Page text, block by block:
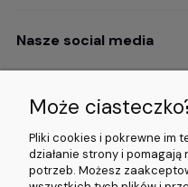
Nasze social media
Opinie i wyróżnienia
5.0/5.0 (5000+
Może
Pliki cookies i pokrewne im
działanie strony i
potrzeb. Możesz